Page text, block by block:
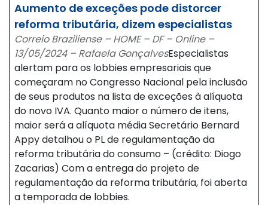
Aumento de exceções pode distorcer
reforma tributária, dizem especialistas
Correio Braziliense – HOME – DF – Online –
13/05/2024 – Rafaela GonçalvesEspecialistas
alertam para os lobbies empresariais que
começaram no Congresso Nacional pela inclusão
de seus produtos na lista de exceções à alíquota
do novo IVA. Quanto maior o número de itens,
maior será a alíquota média Secretário Bernard
Appy detalhou o PL de regulamentação da
reforma tributária do consumo – (crédito: Diogo
Zacarias) Com a entrega do projeto de
regulamentação da reforma tributária, foi aberta
a temporada de lobbies.